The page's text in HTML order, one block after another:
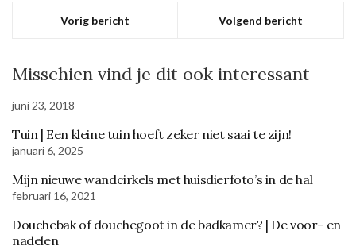
Vorig bericht Volgend bericht
Misschien vind je dit ook interessant
juni 23, 2018
Tuin | Een kleine tuin hoeft zeker niet saai te zijn!
januari 6, 2025
Mijn nieuwe wandcirkels met huisdierfoto’s in de hal
februari 16, 2021
Douchebak of douchegoot in de badkamer? | De voor- en
nadelen